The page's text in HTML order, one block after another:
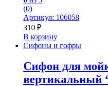
(0)
Артикул: 106058
310 ₽
В корзину
Сифоны и гофры
Сифон для
вертикальный